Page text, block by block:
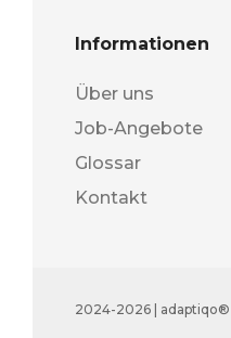
Informationen
Über uns
Job-Angebote
Glossar
Kontakt
2024-2026 | adaptiqo®